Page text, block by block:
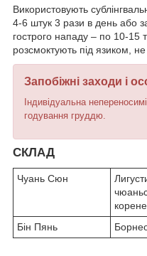
Використовують
4-6 штук 3 рази в день або
гострого нападу – по 10-15
розсмоктують під язиком,
Запобіжні заходи і
Індивідуальна
годування груддю.
СКЛАД
Чуань Сюн
Бін Пянь